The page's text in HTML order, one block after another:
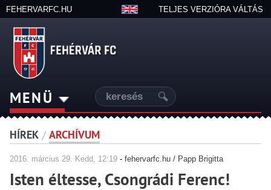
FEHERVARFC.HU TELJES VERZIÓRA VÁLTÁS
MENÜ
HÍREK / ARCHÍVUM
2016. március 29. Kedd, 12:19- fehervarfc.hu / Papp Brigitta
Isten éltesse, Csongrádi Ferenc!